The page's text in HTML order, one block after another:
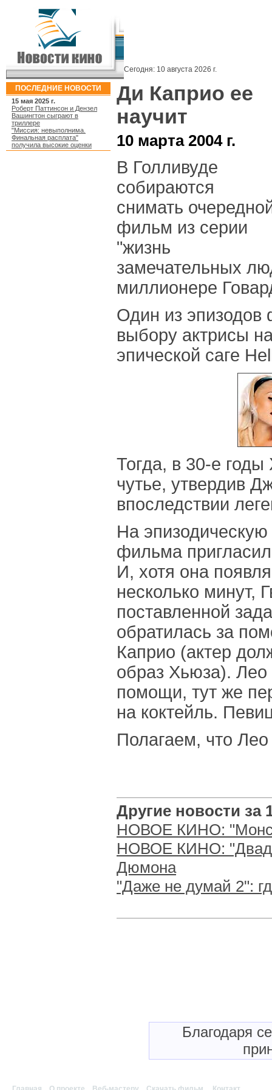
Сегодня: 10 августа 2026 г.
ПОСЛЕДНИЕ НОВОСТИ
15 мая 2025 г.
Роберт Паттинсон и Дензел
Вашингтон сыграют в
триллере
"Миссия: невыполнима.
Финальная расплата"
получила высокие оценки
Ди Каприо ее
научит
10 марта 2004 г.
В Голливуде
собираются
снимать
фильм из серии
"жизнь
замечательных
миллионере
Один из
выбору актрисы
эпической саге
Тогда, в 30-е
чутье, утвердив
впоследствии
На
фильма
И, хотя она
несколько минут,
поставленной
обратилась за
Каприо (актер
образ Хьюза). Лео
помощи, тут же
на коктейль.
Полагаем, что Лео
Другие новости за
НОВОЕ КИНО:
НОВОЕ КИНО:
Дюмона
"Даже не думай 2":
Благодаря